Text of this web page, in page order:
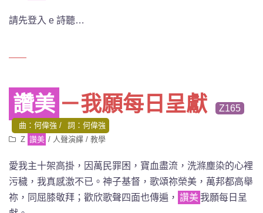
請先登入 e 詩聽…
讚美 －我願每日呈獻 Z165
曲：何偉強
詞：何偉強
Z 讚美 / 人聲演繹 /教學
愛我主十架高掛，因萬民罪困，寶血盡流，洗滌塵染的心裡
污穢，我真感激不已。神子基督，歌頌祢榮美，萬邦都高舉
祢，同屈膝敬拜；歡欣歌聲四面也傳遍， 讚美我願每日呈